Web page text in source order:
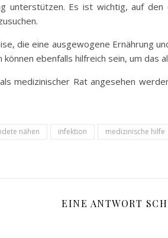
unterstützen. Es ist wichtig, auf
die eine ausgewogene Ernährung
ebenfalls hilfreich sein, um
medizinischer Rat angesehen
nähen infektion medizinische hilfe
EINE ANTWORT